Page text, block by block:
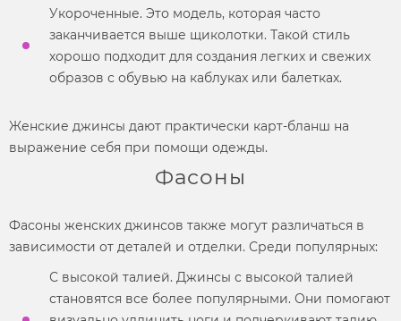
Укороченные. Это модель, которая часто
заканчивается выше щиколотки. Такой стиль
хорошо подходит для создания легких и свежих
образов с обувью на каблуках или балетках.
Женские джинсы дают практически карт-бланш на
выражение себя при помощи одежды.
Фасоны
Фасоны женских джинсов также могут различаться в
зависимости от деталей и отделки. Среди популярных:
С высокой талией. Джинсы с высокой талией
становятся все более популярными. Они помогают